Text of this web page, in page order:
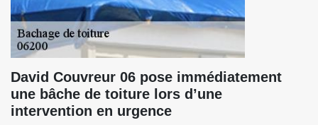
David Couvreur 06 pose immédiatement
une bâche de toiture lors d’une
intervention en urgence